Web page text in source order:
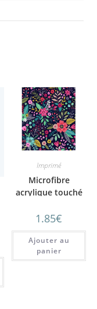
Imprimé
Microfibre
acrylique touché
fond bleu marine
1.85€
Ajouter au
panier